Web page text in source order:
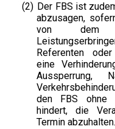
(2) Der FBS ist
abzusagen,
von dem
Referenten
eine
Aussperrung,
den FBS ohne
hindert, die
Termin abzuhalten.